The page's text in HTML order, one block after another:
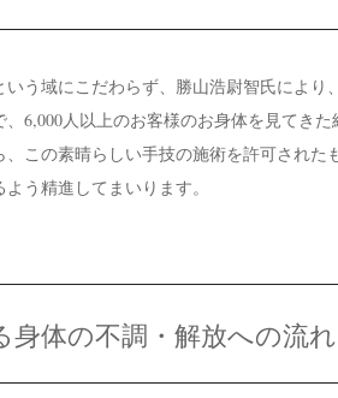
いう域にこだわらず、勝山浩尉智氏によ
6,000人以上のお客様のお身体を見てき
この素晴らしい手技の施術を許可され
う精進してまいります。
身体の不調・解放への流れ